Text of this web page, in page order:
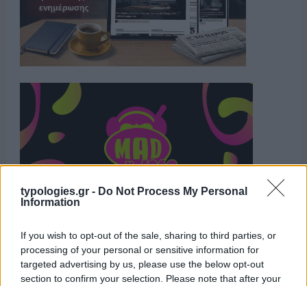
typologies.gr - Do Not Process My Personal
Information
If you wish to opt-out of the sale, sharing to third parties, or
processing of your personal or sensitive information for
targeted advertising by us, please use the below opt-out
section to confirm your selection. Please note that after your
Η ΣΤΗΛΗ ΜΑΣ